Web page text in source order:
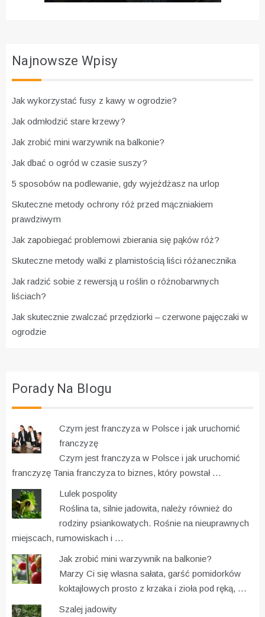
Najnowsze Wpisy
Jak wykorzystać fusy z kawy w ogrodzie?
Jak odmłodzić stare krzewy?
Jak zrobić mini warzywnik na balkonie?
Jak dbać o ogród w czasie suszy?
5 sposobów na podlewanie, gdy wyjeżdżasz na urlop
Skuteczne metody ochrony róż przed mączniakiem
prawdziwym
Jak zapobiegać problemowi zbierania się pąków róż?
Skuteczne metody walki z plamistością liści różanecznika
Jak radzić sobie z rewersją u roślin o różnobarwnych
liściach?
Jak skutecznie zwalczać przędziorki – czerwone pajęczaki w
ogrodzie
Porady Na Blogu
Czym jest franczyza w Polsce i jak uruchomić
franczyzę
Czym jest franczyza w Polsce i jak uruchomić
franczyzę Tania franczyza to biznes, który powstał …
Lulek pospolity
Roślina ta, silnie jadowita, należy również do
rodziny psiankowatych. Rośnie na nieuprawnych
miejscach, rumowiskach i …
Jak zrobić mini warzywnik na balkonie?
Marzy Ci się własna sałata, garść pomidorków
koktajlowych prosto z krzaka i zioła pod ręką, …
Szalej jadowity